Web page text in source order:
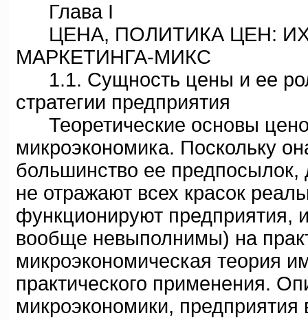
Глава I
ЦЕНА, ПОЛИТИКА ЦЕН:
МАРКЕТИНГА-МИКС
1.1. Сущность цены и ее
стратегии предприятия
Теоретические основы
микроэкономика. Поскольку
большинство ее
не отражают всех красок
функционируют предприятия,
вообще невыполнимы) на
микроэкономическая теория
практического применения.
микроэкономики,